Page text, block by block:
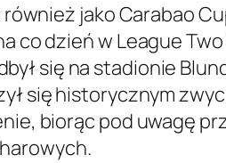
jako Carabao
co dzień w League
się na stadionie
się historycznym
biorąc pod uwagę